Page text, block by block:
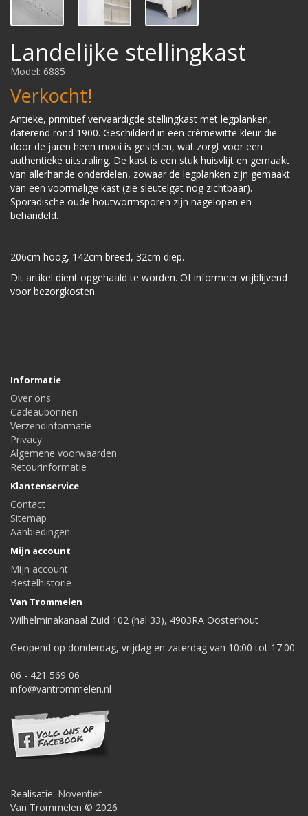
Landelijke stellingkast
Model: 6885
Verkocht!
Antieke, primitief vervaardigde stellingkast met legplanken,
daterend rond 1900. Geschilderd in een crèmewitte kleur die
door de jaren heen mooi is gesleten, wat zorgt voor een
authentieke uitstraling. De kast is een stuk huisvlijt en gemaakt
van allerhande onderdelen, zowaar de legplanken zijn gemaakt
van een voormalige kast (zie sleutelgat nog zichtbaar).
Sporadische oude houtwormsporen zijn nagelopen en
behandeld.
206cm hoog, 142cm breed, 32cm diep.
Dit artikel dient opgehaald te worden. Of informeer vrijblijvend
voor bezorgkosten.
Informatie
Over ons
Cadeaubonnen
Verzendinformatie
Privacy
Algemene voorwaarden
Retourinformatie
Klantenservice
Contact
Sitemap
Aanbiedingen
Mijn account
Mijn account
Bestelhistorie
Van Trommelen
Wilhelminakanaal Zuid 102 (hal 33), 4903RA Oosterhout
Geopend op donderdag, vrijdag en zaterdag van 10:00 tot 17:00
06 - 421 569 06
info@vantrommelen.nl
Realisatie: Noventief
Van Trommelen © 2026